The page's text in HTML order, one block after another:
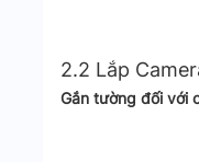
2.2 Lắp
Gắn tường đối với